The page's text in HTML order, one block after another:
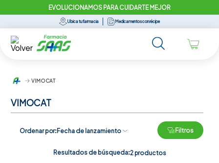
EVOLUCIONAMOS PARA CUIDARTE MEJOR
Ubica tu farmacia Medicamentos con récipe
VIMOCAT
VIMOCAT
Ordenar por Fecha de lanzamiento Filtros
Resultados de búsqueda:2 productos